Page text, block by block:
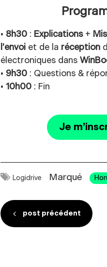
• 8h30 : Explications +
l’envoi et de la réception
électroniques dans
• 9h30 : Questions &
• 10h00 : Fin
Je
Logidrive Marqué
Navigation
post précédent